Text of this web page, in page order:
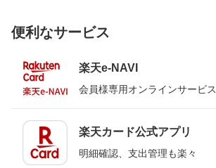
便利なサービス
楽天e-NAVI
会員様専用オンラインサービス
楽天カード公式アプリ
明細確認、支出管理も楽々